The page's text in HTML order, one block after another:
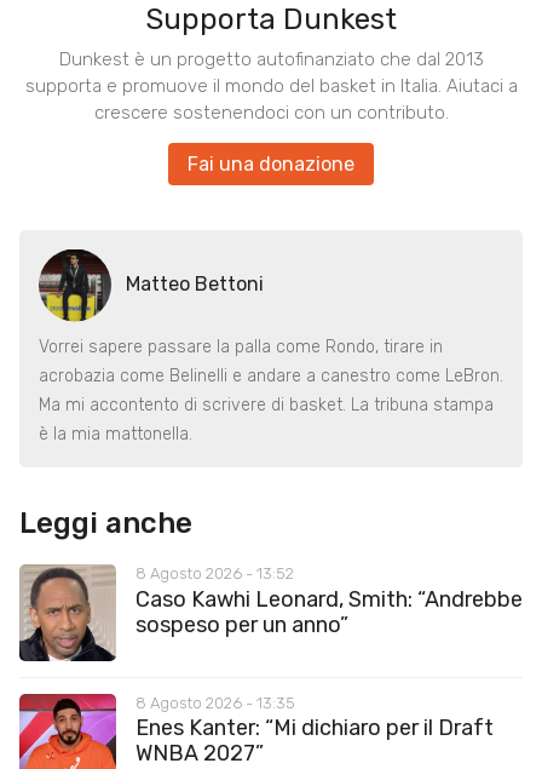
Supporta Dunkest
Dunkest è un progetto autofinanziato che dal 2013
supporta e promuove il mondo del basket in Italia. Aiutaci a
crescere sostenendoci con un contributo.
Fai una donazione
Matteo Bettoni
Vorrei sapere passare la palla come Rondo, tirare in
acrobazia come Belinelli e andare a canestro come LeBron.
Ma mi accontento di scrivere di basket. La tribuna stampa
è la mia mattonella.
Leggi anche
8 Agosto 2026 - 13:52
Caso Kawhi Leonard, Smith: “Andrebbe
sospeso per un anno”
8 Agosto 2026 - 13:35
Enes Kanter: “Mi dichiaro per il Draft
WNBA 2027”